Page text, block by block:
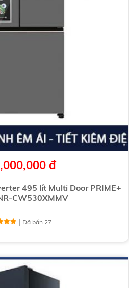
đ
495 lít Multi Door PRIME+
CW530XMMV
|Đã bán 27